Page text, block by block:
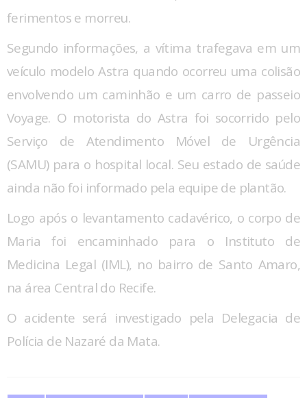
ferimentos e morreu.
Segundo informações, a vítima trafegava em um
veículo modelo Astra quando ocorreu uma colisão
envolvendo um caminhão e um carro de passeio
Voyage. O motorista do Astra foi socorrido pelo
Serviço de Atendimento Móvel de Urgência
(SAMU) para o hospital local. Seu estado de saúde
ainda não foi informado pela equipe de plantão.
Logo após o levantamento cadavérico, o corpo de
Maria foi encaminhado para o Instituto de
Medicina Legal (IML), no bairro de Santo Amaro,
na área Central do Recife.
O acidente será investigado pela Delegacia de
Polícia de Nazaré da Mata.